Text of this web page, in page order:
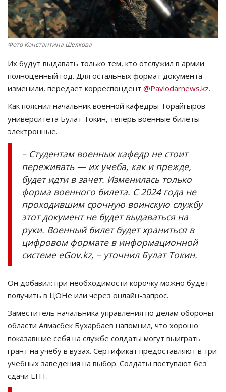
РАЗВЛЕЧЕНИЯ
OFFICIAL
Курултай
Язык
Қазақша Русский
Фото Константина Шелкова
Их будут выдавать только тем, кто отслужил в армии
полноценный год. Для остальных формат документа
изменили, передает корреспондент @Pavlodarnews.kz.
Как пояснил начальник военной кафедры Торайгыров
университета Булат Токин, теперь военные билеты
электронные.
– Студентам военных кафедр не стоит
переживать — их учеба, как и прежде,
будет идти в зачет. Изменилась только
форма военного билета. С 2024 года не
проходившим срочную воинскую службу
этот документ не будет выдаваться на
руки. Военный билет будет храниться в
цифровом формате в информационной
системе eGov.kz, – уточнил Булат Токин.
Он добавил: при необходимости корочку можно будет
получить в ЦОНе или через онлайн-запрос.
Заместитель начальника управления по делам обороны
области Алмасбек Бухарбаев напомнил, что хорошо
показавшие себя на службе солдаты могут выиграть
грант на учебу в вузах. Сертификат предоставляют в три
учебных заведения на выбор. Солдаты поступают без
сдачи ЕНТ.